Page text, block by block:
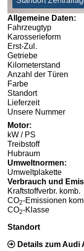
Allgemeine Daten:
Fahrzeugtyp
Karosserieform
Erst-Zul.
Getriebe
Kilometerstand
Anzahl der Türen
Farbe
Standort
Lieferzeit
Unsere Nummer
Motor:
kW / PS
Treibstoff
Hubraum
Umweltnormen:
Umweltplakette
Verbrauch und
Kraftstoffverbr. komb.
CO2-Emissionen
CO2-Klasse
Standort
Details zum Audi